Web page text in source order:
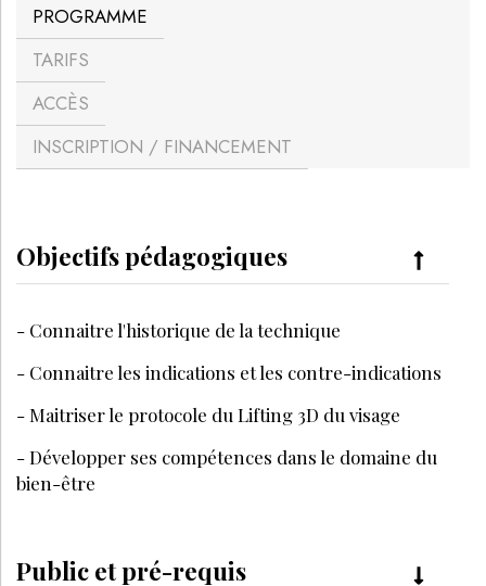
PROGRAMME
TARIFS
ACCÈS
INSCRIPTION / FINANCEMENT
Objectifs pédagogiques
- Connaitre l'historique de la technique
- Connaitre les indications et les contre-indications
- Maitriser le protocole du Lifting 3D du visage
- Développer ses compétences dans le domaine du
bien-être
Public et pré-requis